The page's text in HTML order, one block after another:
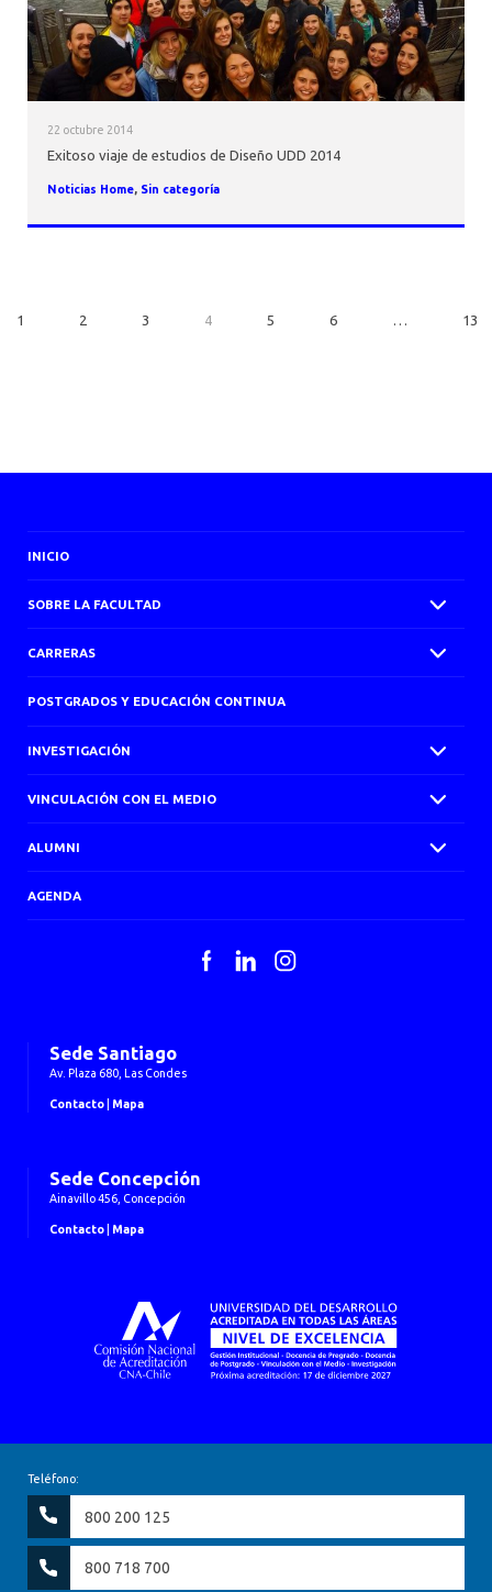
22 octubre 2014
Exitoso viaje de estudios de Diseño UDD 2014
Noticias Home, Sin categoría
1 2 3 4 5 6 … 13
INICIO
SOBRE LA FACULTAD
CARRERAS
POSTGRADOS Y EDUCACIÓN CONTINUA
INVESTIGACIÓN
VINCULACIÓN CON EL MEDIO
ALUMNI
AGENDA
FacebookLinkedInInstagram
Sede Santiago
Av. Plaza 680, Las Condes
Contacto Mapa
Sede Concepción
Ainavillo 456, Concepción
Contacto Mapa
Teléfono:
800 200 125
800 718 700